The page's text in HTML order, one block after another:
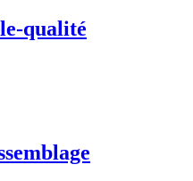
qualité